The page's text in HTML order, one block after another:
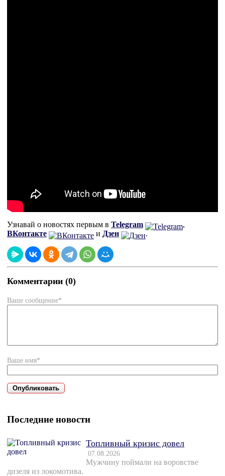
Узнавай о новостях первым в Telegram
,
ВКонтакте
и Дзен .
Комментарии (0)
Ваше сообщение*
Ваше имя*
Последние новости
Топливный кризис довел
07.08.2026
Мужчину поймали на воровстве
дизеля из локомотива.